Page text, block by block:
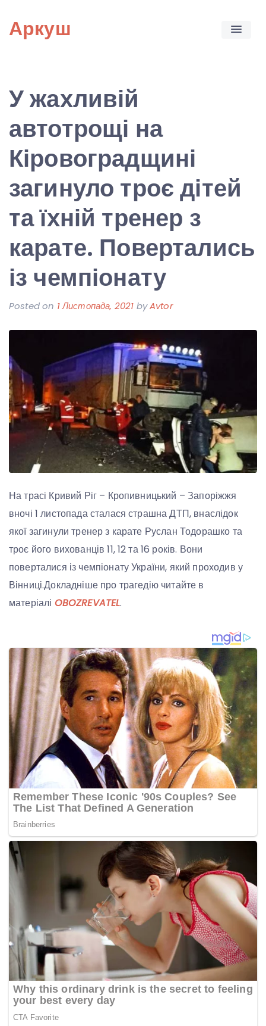
content
Аркуш
У жахливій
автотрощі на
Кіровоградщині
загинуло троє дітей
та їхній тренер з
карате. Повертались
із чемпіонату
Posted on 1 Листопада, 2021 byAvtor
На трасі Кривий Ріг – Кропивницький – Запоріжжя
вночі 1 листопада сталася страшна ДТП, внаслідок
якої загинули тренер з карате Руслан Тодорашко та
троє його вихованців 11, 12 та 16 років. Вони
поверталися із чемпіонату України, який проходив у
Вінниці.Докладніше про трагедію читайте в
матеріалі OBOZREVATEL.